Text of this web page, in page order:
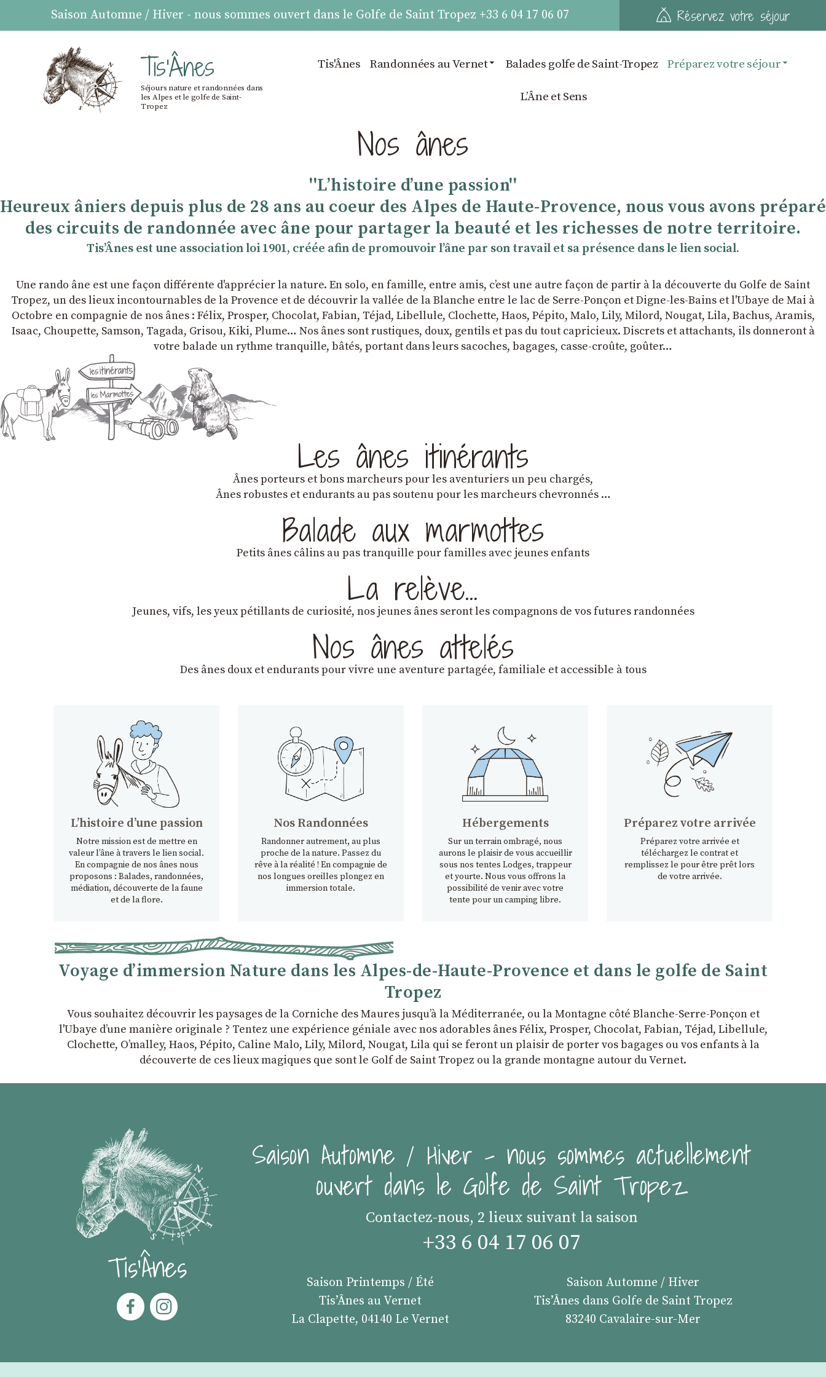
Saison Automne / Hiver - nous sommes ouvert dans le Golfe de Saint Tropez +33 6 04 17 06 07 Réservez votre séjour
Tis'Ânes
Séjours nature et randonnées dans
les Alpes et le golfe de Saint-
Tropez
Tis'Ânes Randonnées au Vernet Balades golfe de Saint-Tropez Préparez votre séjour
LʼÂne et Sens
Nos ânes
''Lʼhistoire dʼune passion''
Heureux âniers depuis plus de 28 ans au coeur des Alpes de Haute-Provence, nous vous avons préparé
des circuits de randonnée avec âne pour partager la beauté et les richesses de notre territoire.
TisʼÂnes est une association loi 1901, créée afin de promouvoir lʼâne par son travail et sa présence dans le lien social.
Une rando âne est une façon différente d'apprécier la nature. En solo, en famille, entre amis, cʼest une autre façon de partir à la découverte du Golfe de Saint
Tropez, un des lieux incontournables de la Provence et de découvrir la vallée de la Blanche entre le lac de Serre-Ponçon et Digne-les-Bains et l'Ubaye de Mai à
Octobre en compagnie de nos ânes : Félix, Prosper, Chocolat, Fabian, Téjad, Libellule, Clochette, Haos, Pépito, Malo, Lily, Milord, Nougat, Lila, Bachus, Aramis,
Isaac, Choupette, Samson, Tagada, Grisou, Kiki, Plume… Nos ânes sont rustiques, doux, gentils et pas du tout capricieux. Discrets et attachants, ils donneront à
votre balade un rythme tranquille, bâtés, portant dans leurs sacoches, bagages, casse-croûte, goûter…
Les ânes itinérants
Ânes porteurs et bons marcheurs pour les aventuriers un peu chargés,
Ânes robustes et endurants au pas soutenu pour les marcheurs chevronnés …
Balade aux marmottes
Petits ânes câlins au pas tranquille pour familles avec jeunes enfants
La relève…
Jeunes, vifs, les yeux pétillants de curiosité, nos jeunes ânes seront les compagnons de vos futures randonnées
Nos ânes attelés
Des ânes doux et endurantspour vivre une aventure partagée, familiale et accessible à tous
Lʼhistoire dʼune passion
Notre mission est de mettre en
valeur l’âne à travers le lien social.
En compagnie de nos ânes nous
proposons : Balades, randonnées,
médiation, découverte de la faune
et de la flore.
Nos Randonnées
Randonner autrement, au plus
proche de la nature. Passez du
rêve à la réalité ! En compagnie de
nos longues oreilles plongez en
immersion totale.
Hébergements
Sur un terrain ombragé, nous
aurons le plaisir de vous accueillir
sous nos tentes Lodges, trappeur
et yourte. Nous vous offrons la
possibilité de venir avec votre
tente pour un camping libre.
Préparez votre arrivée
Préparez votre arrivée et
téléchargez le contrat et
remplissez le pour être prêt lors
de votre arrivée.
Voyage d’immersion Nature dans les Alpes-de-Haute-Provence et dans le golfe de Saint
Tropez
Vous souhaitez découvrir les paysages de la Corniche des Maures jusqu’à la Méditerranée, ou la Montagne côté Blanche-Serre-Ponçon et
l'Ubaye dʼune manière originale ? Tentez une expérience géniale avec nos adorables ânes Félix, Prosper, Chocolat, Fabian, Téjad, Libellule,
Clochette, Oʼmalley, Haos, Pépito, Caline Malo, Lily, Milord, Nougat, Lila qui se feront un plaisir de porter vos bagages ou vos enfants à la
découverte de ces lieux magiques que sont le Golf de Saint Tropez ou la grande montagne autour du Vernet.
Tis'Ânes
Saison Automne / Hiver - nous sommes actuellement
ouvert dans le Golfe de Saint Tropez
Contactez-nous, 2 lieux suivant la saison
+33 6 04 17 06 07
Saison Printemps / Été
Tis’Ânes au Vernet
La Clapette, 04140 Le Vernet
Saison Automne / Hiver
Tis’Ânes dans Golfe de Saint Tropez
83240 Cavalaire-sur-Mer